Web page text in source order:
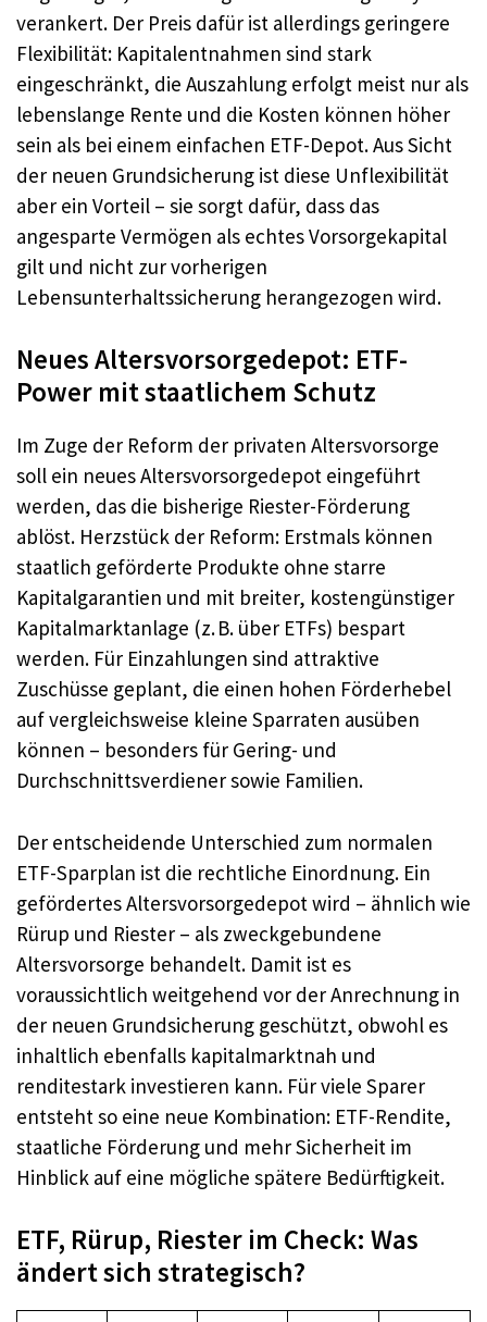
verankert. Der Preis dafür ist allerdings geringere
Flexibilität: Kapitalentnahmen sind stark
eingeschränkt, die Auszahlung erfolgt meist nur als
lebenslange Rente und die Kosten können höher
sein als bei einem einfachen ETF-Depot. Aus Sicht
der neuen Grundsicherung ist diese Unflexibilität
aber ein Vorteil – sie sorgt dafür, dass das
angesparte Vermögen als echtes Vorsorgekapital
gilt und nicht zur vorherigen
Lebensunterhaltssicherung herangezogen wird.
Neues Altersvorsorgedepot: ETF-
Power mit staatlichem Schutz
Im Zuge der Reform der privaten Altersvorsorge
soll ein neues Altersvorsorgedepot eingeführt
werden, das die bisherige Riester-Förderung
ablöst. Herzstück der Reform: Erstmals können
staatlich geförderte Produkte ohne starre
Kapitalgarantien und mit breiter, kostengünstiger
Kapitalmarktanlage (z. B. über ETFs) bespart
werden. Für Einzahlungen sind attraktive
Zuschüsse geplant, die einen hohen Förderhebel
auf vergleichsweise kleine Sparraten ausüben
können – besonders für Gering- und
Durchschnittsverdiener sowie Familien.
Der entscheidende Unterschied zum normalen
ETF-Sparplan ist die rechtliche Einordnung. Ein
gefördertes Altersvorsorgedepot wird – ähnlich wie
Rürup und Riester – als zweckgebundene
Altersvorsorge behandelt. Damit ist es
voraussichtlich weitgehend vor der Anrechnung in
der neuen Grundsicherung geschützt, obwohl es
inhaltlich ebenfalls kapitalmarktnah und
renditestark investieren kann. Für viele Sparer
entsteht so eine neue Kombination: ETF-Rendite,
staatliche Förderung und mehr Sicherheit im
Hinblick auf eine mögliche spätere Bedürftigkeit.
ETF, Rürup, Riester im Check: Was
ändert sich strategisch?